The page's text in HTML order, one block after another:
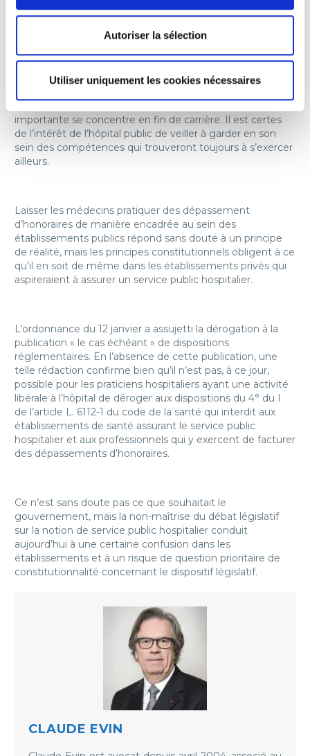
Autoriser la sélection
Utiliser uniquement les cookies nécessaires
Elle ne concerne qu’environ 10 % de l’ensemble des
sont éligibles à cette activité. Il n’existe environ que 2 000
praticiens qui pratiquent des dépassements d’honoraires.
Les praticiens qui ont une activité libérale sont souvent
des médecins pratiquant la chirurgie, l’obstétrique, la
importante se concentre en fin de carrière. Il est certes
de l’intérêt de l’hôpital public de veiller à garder en son
sein des compétences qui trouveront toujours à s’exercer
ailleurs.
Laisser les médecins pratiquer des dépassement
d’honoraires de manière encadrée au sein des
établissements publics répond sans doute à un principe
de réalité, mais les principes constitutionnels obligent à ce
qu’il en soit de même dans les établissements privés qui
aspireraient à assurer un service public hospitalier.
L’ordonnance du 12 janvier a assujetti la dérogation à la
publication « le cas échéant » de dispositions
réglementaires. En l’absence de cette publication, une
telle rédaction confirme bien qu’il n’est pas, à ce jour,
possible pour les praticiens hospitaliers ayant une activité
libérale à l’hôpital de déroger aux dispositions du 4° du I
de l’article L. 6112-1 du code de la santé qui interdit aux
établissements de santé assurant le service public
hospitalier et aux professionnels qui y exercent de facturer
des dépassements d’honoraires.
Ce n’est sans doute pas ce que souhaitait le
gouvernement, mais la non-maîtrise du débat législatif
sur la notion de service public hospitalier conduit
aujourd’hui à une certaine confusion dans les
établissements et à un risque de question prioritaire de
constitutionnalité concernant le dispositif législatif.
CLAUDE EVIN